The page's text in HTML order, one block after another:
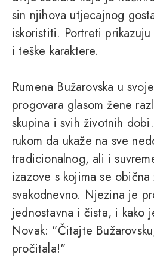
sin njihova utjecajnog
iskoristiti. Portreti
i teške karaktere.
Rumena Bužarovska u
progovara glasom žene
skupina i svih životnih
rukom da ukaže na sve
tradicionalnog, ali i
izazove s kojima se obična
svakodnevno. Njezina je
jednostavna i čista, i kako
Novak: "Čitajte
pročitala!"